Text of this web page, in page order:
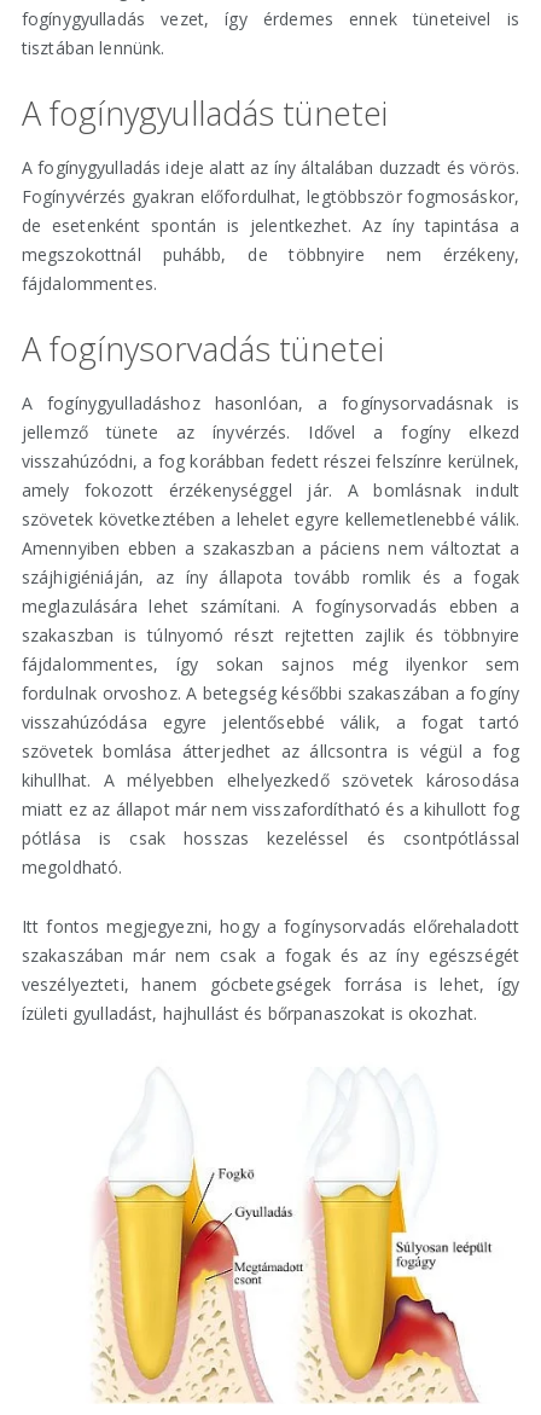
fogínygyulladás vezet, így érdemes ennek tüneteivel is
tisztában lennünk.
A fogínygyulladás tünetei
A fogínygyulladás ideje alatt az íny általában duzzadt és vörös.
Fogínyvérzés gyakran előfordulhat, legtöbbször fogmosáskor,
de esetenként spontán is jelentkezhet. Az íny tapintása a
megszokottnál puhább, de többnyire nem érzékeny,
fájdalommentes.
A fogínysorvadás tünetei
A fogínygyulladáshoz hasonlóan, a fogínysorvadásnak is
jellemző tünete az ínyvérzés. Idővel a fogíny elkezd
visszahúzódni, a fog korábban fedett részei felszínre kerülnek,
amely fokozott érzékenységgel jár. A bomlásnak indult
szövetek következtében a lehelet egyre kellemetlenebbé válik.
Amennyiben ebben a szakaszban a páciens nem változtat a
szájhigiéniáján, az íny állapota tovább romlik és a fogak
meglazulására lehet számítani. A fogínysorvadás ebben a
szakaszban is túlnyomó részt rejtetten zajlik és többnyire
fájdalommentes, így sokan sajnos még ilyenkor sem
fordulnak orvoshoz. A betegség későbbi szakaszában a fogíny
visszahúzódása egyre jelentősebbé válik, a fogat tartó
szövetek bomlása átterjedhet az állcsontra is végül a fog
kihullhat. A mélyebben elhelyezkedő szövetek károsodása
miatt ez az állapot már nem visszafordítható és a kihullott fog
pótlása is csak hosszas kezeléssel és csontpótlással
megoldható.
Itt fontos megjegyezni, hogy a fogínysorvadás előrehaladott
szakaszában már nem csak a fogak és az íny egészségét
veszélyezteti, hanem gócbetegségek forrása is lehet, így
ízületi gyulladást, hajhullást és bőrpanaszokat is okozhat.